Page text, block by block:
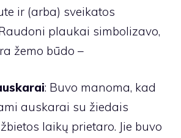
ir (arba) sveikatos
plaukai simbolizavo,
žemo būdo –
: Buvo manoma, kad
auskarai su žiedais
laikų prietaro. Jie buvo